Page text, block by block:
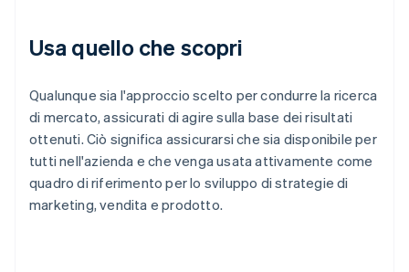
Usa quello che scopri
Qualunque sia l'approccio scelto per condurre la ricerca
di mercato, assicurati di agire sulla base dei risultati
ottenuti. Ciò significa assicurarsi che sia disponibile per
tutti nell'azienda e che venga usata attivamente come
quadro di riferimento per lo sviluppo di strategie di
marketing, vendita e prodotto.